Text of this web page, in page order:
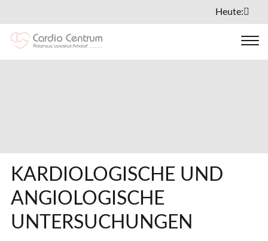
Heute:
KARDIOLOGISCHE UND
ANGIOLOGISCHE
UNTERSUCHUNGEN